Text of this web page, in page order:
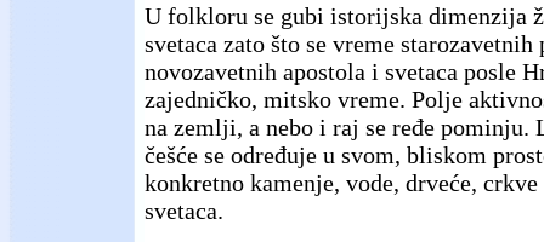
U folkloru se gubi istorijska dimenzija
svetaca zato što se vreme starozavetnih
novozavetnih apostola i svetaca posle
zajedničko, mitsko vreme. Polje
na zemlji, a nebo i raj se ređe pominju.
češće se određuje u svom, bliskom
konkretno kamenje, vode, drveće,
svetaca.